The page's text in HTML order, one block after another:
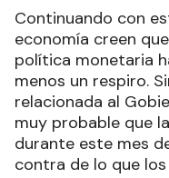
Continuando con
economía creen
política monetaria
menos un respiro.
relacionada al
muy probable que
durante este mes
contra de lo que